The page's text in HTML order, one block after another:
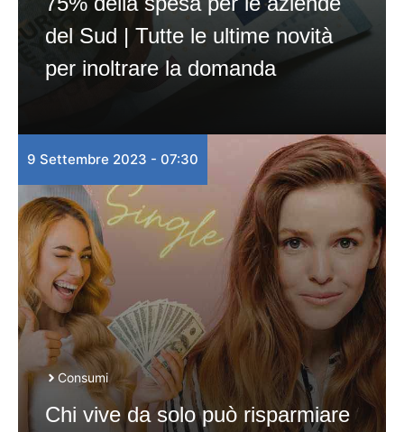
del Sud | Tutte le ultime novità
per inoltrare la domanda
9 Settembre 2023 - 07:30
Consumi
Chi vive da solo può risparmiare